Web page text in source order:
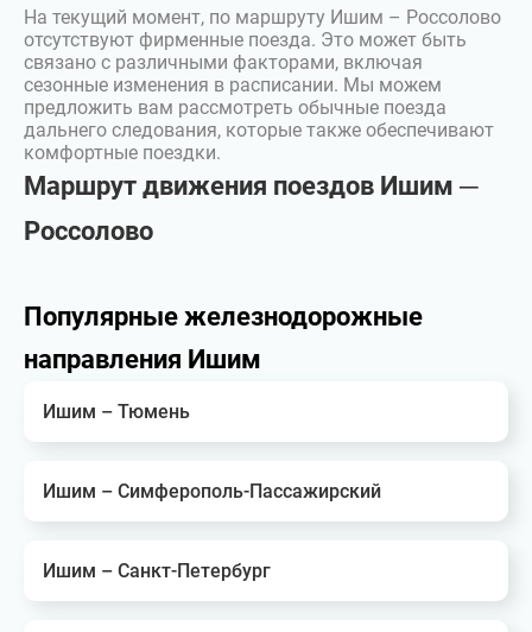
На текущий момент, по маршруту Ишим – Россолово
отсутствуют фирменные поезда. Это может быть
связано с различными факторами, включая
сезонные изменения в расписании. Мы можем
предложить вам рассмотреть обычные поезда
дальнего следования, которые также обеспечивают
комфортные поездки.
Маршрут движения поездов Ишим ─
Россолово
Популярные железнодорожные
направления Ишим
Ишим – Тюмень
Ишим – Симферополь-Пассажирский
Ишим – Санкт-Петербург